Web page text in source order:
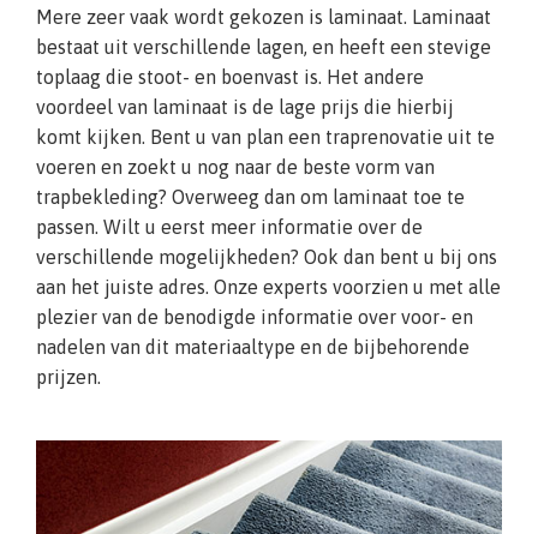
Mere zeer vaak wordt gekozen is laminaat. Laminaat
bestaat uit verschillende lagen, en heeft een stevige
toplaag die stoot- en boenvast is. Het andere
voordeel van laminaat is de lage prijs die hierbij
komt kijken. Bent u van plan een traprenovatie uit te
voeren en zoekt u nog naar de beste vorm van
trapbekleding? Overweeg dan om laminaat toe te
passen. Wilt u eerst meer informatie over de
verschillende mogelijkheden? Ook dan bent u bij ons
aan het juiste adres. Onze experts voorzien u met alle
plezier van de benodigde informatie over voor- en
nadelen van dit materiaaltype en de bijbehorende
prijzen.